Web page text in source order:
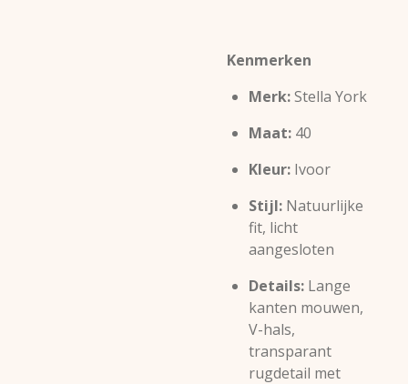
Kenmerken
Merk:Stella York
Maat: 40
Kleur: Ivoor
Stijl: Natuurlijke
fit, licht
aangesloten
Details: Lange
kanten mouwen,
V-hals,
transparant
rugdetail met